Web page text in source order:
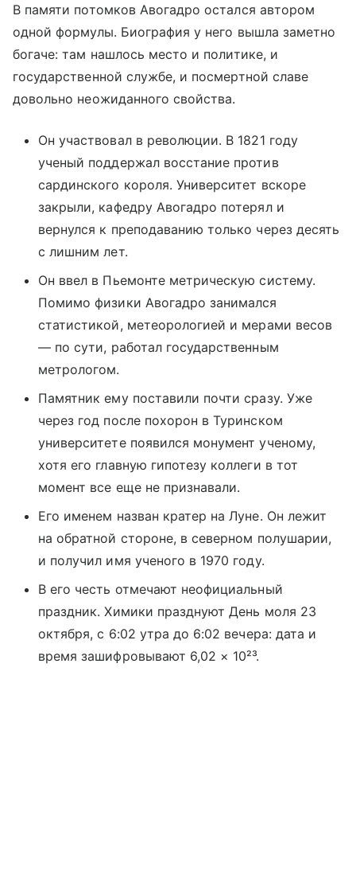
В памяти потомков Авогадро остался автором
одной формулы. Биография у него вышла заметно
богаче: там нашлось место и политике, и
государственной службе, и посмертной славе
довольно неожиданного свойства.
Он участвовал в революции. В 1821 году
ученый поддержал восстание против
сардинского короля. Университет вскоре
закрыли, кафедру Авогадро потерял и
вернулся к преподаванию только через десять
с лишним лет.
Он ввел в Пьемонте метрическую систему.
Помимо физики Авогадро занимался
статистикой, метеорологией и мерами весов
— по сути, работал государственным
метрологом.
Памятник ему поставили почти сразу. Уже
через год после похорон в Туринском
университете появился монумент ученому,
хотя его главную гипотезу коллеги в тот
момент все еще не признавали.
Его именем назван кратер на Луне. Он лежит
на обратной стороне, в северном полушарии,
и получил имя ученого в 1970 году.
В его честь отмечают неофициальный
праздник. Химики празднуют День моля 23
октября, с 6:02 утра до 6:02 вечера: дата и
время зашифровывают 6,02 × 10²³.